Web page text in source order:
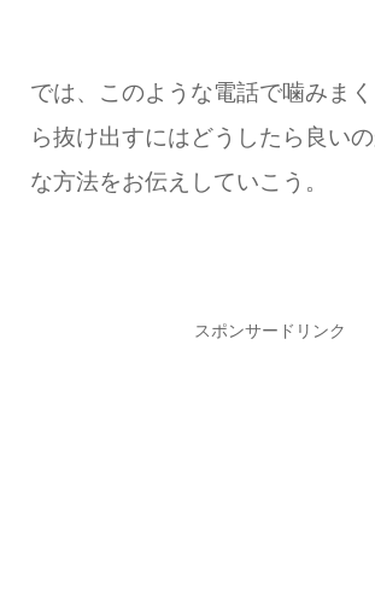
では、このような電話で噛みま
ら抜け出すにはどうしたら良い
な方法をお伝えしていこう。
スポンサードリンク